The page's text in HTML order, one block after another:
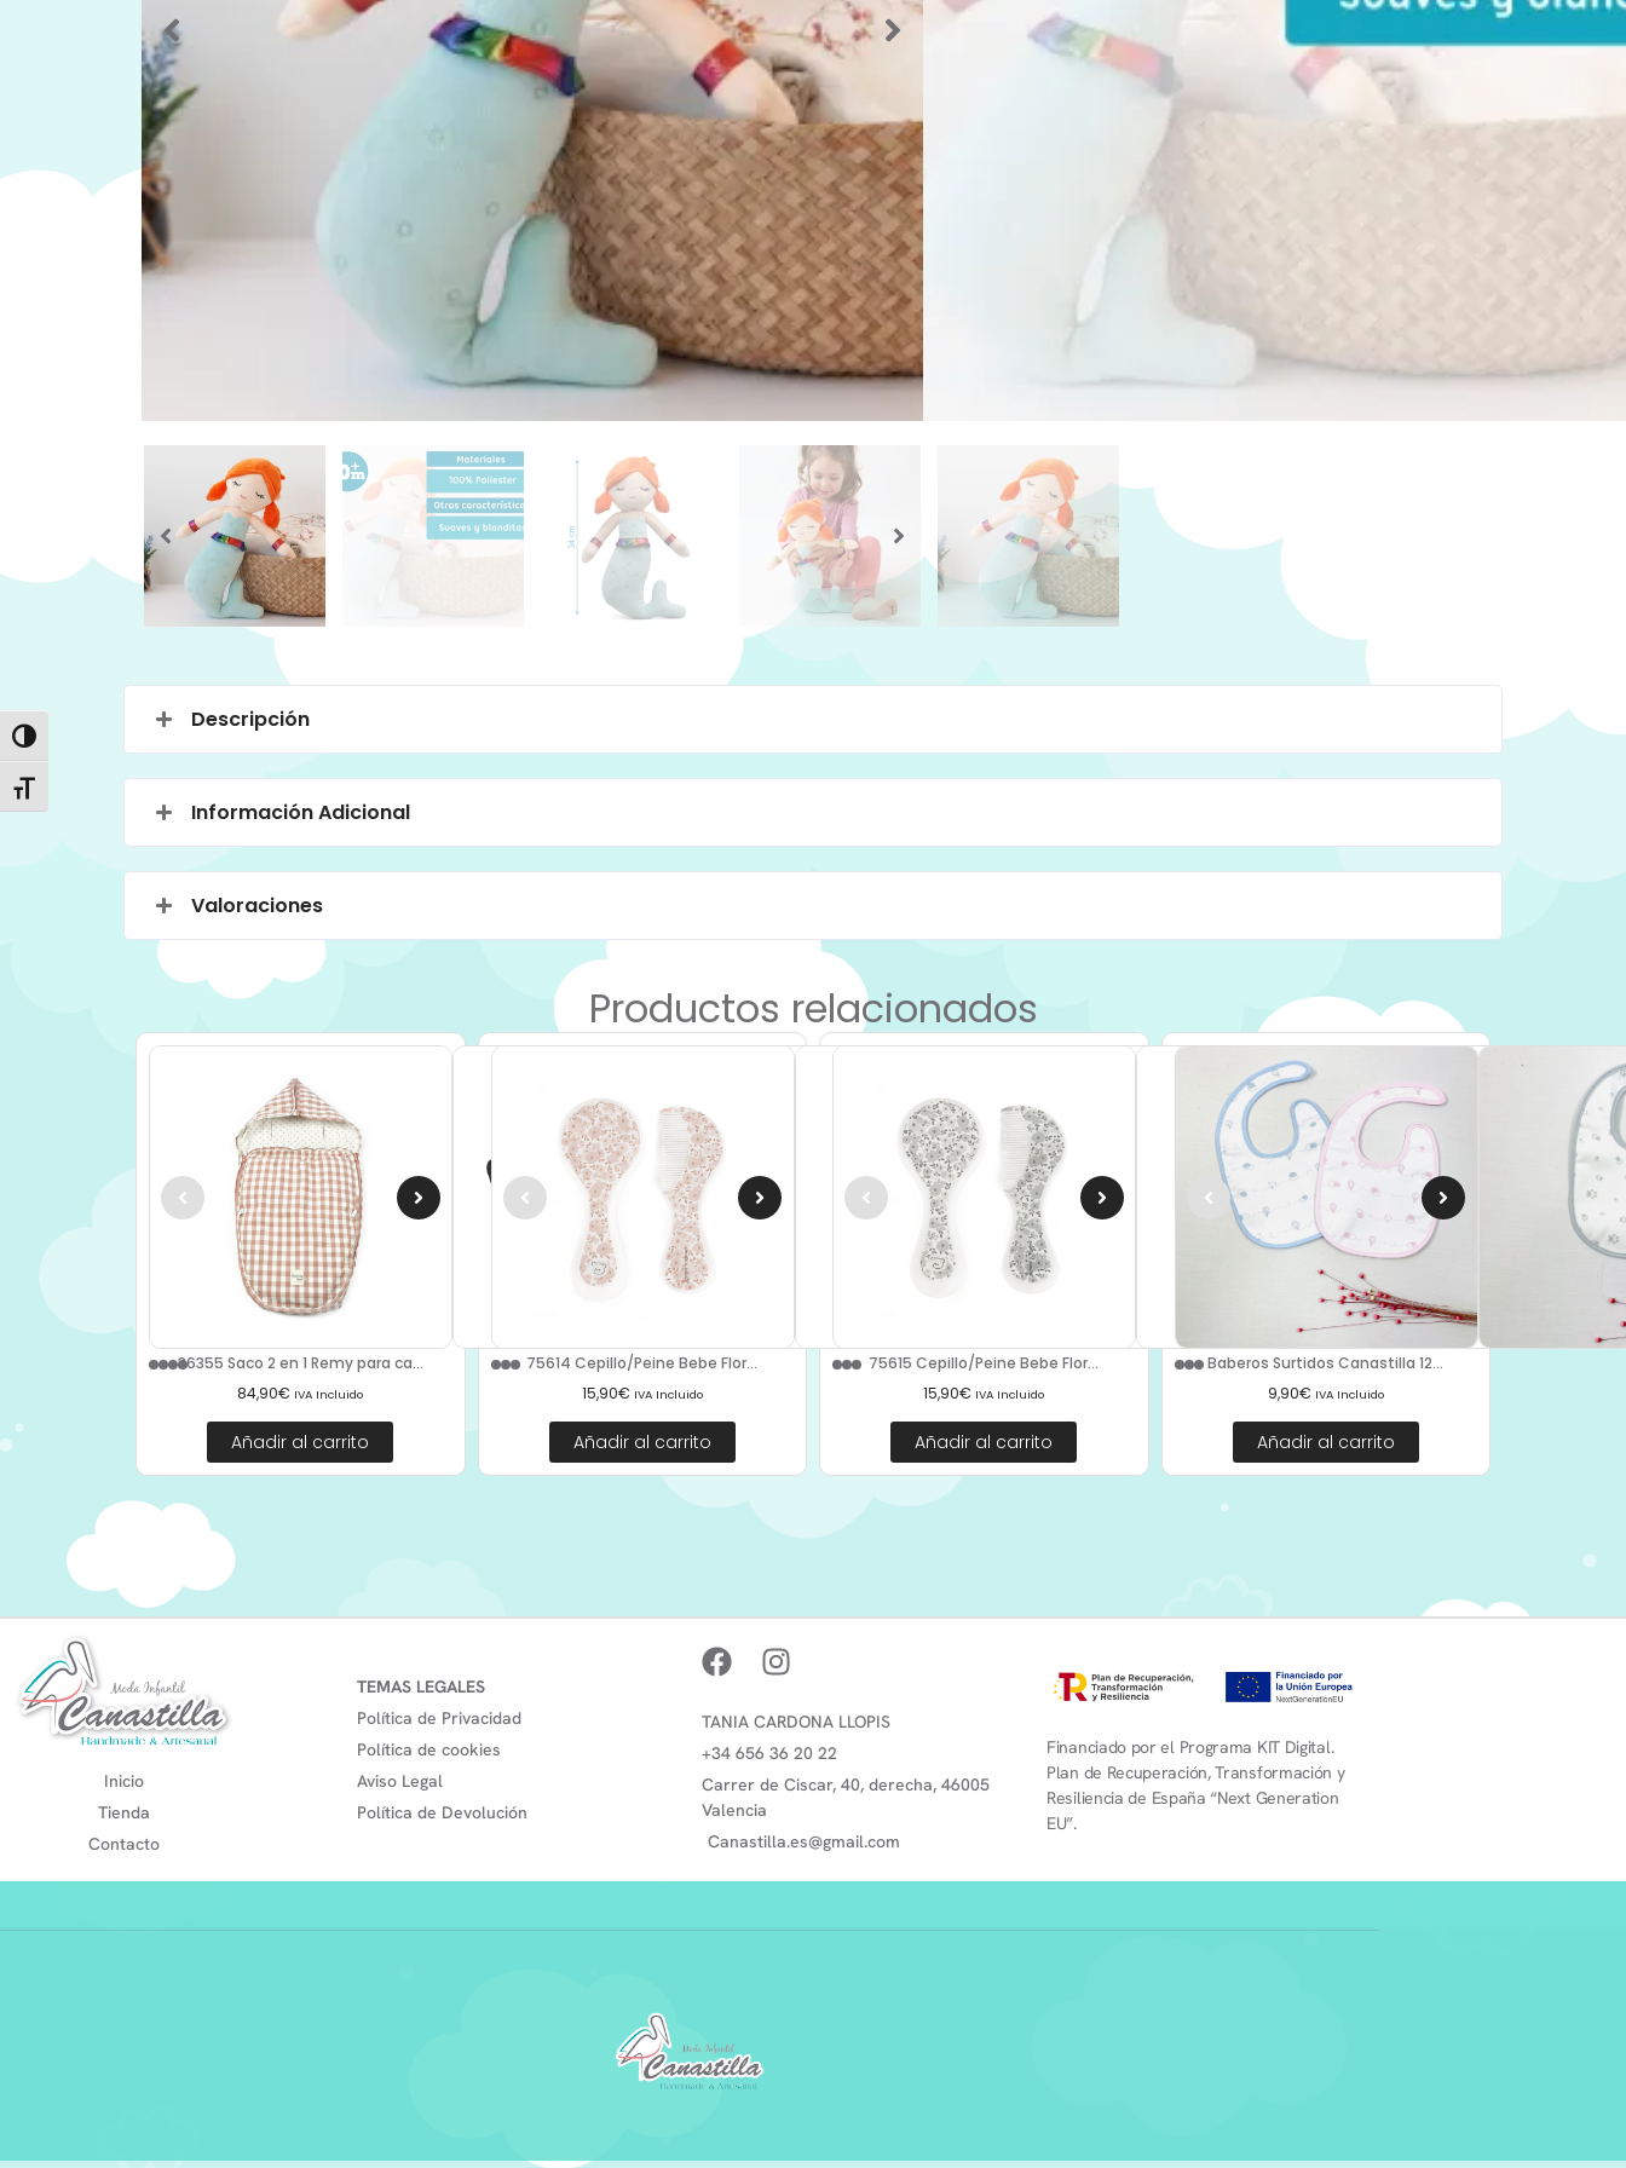
Alternar alto contraste
Alternar tamaño de letra
Etiquetas:
IVA Incluido
Los productos personalizados se hacen bajo pedido, verifica
Volver a la tienda
Descripción
Información Adicional
Valoraciones
Productos relacionados
36355 Saco 2 en 1 Remy para ca...
84,90€ IVA Incluido
Añadir al carrito
75614 Cepillo/Peine Bebe Flor...
15,90€ IVA Incluido
Añadir al carrito
75615 Cepillo/Peine Bebe Flor...
15,90€ IVA Incluido
Añadir al carrito
Baberos Surtidos Canastilla 12...
9,90€ IVA Incluido
Añadir al carrito
Inicio
Tienda
Contacto
TEMAS LEGALES
Política de Privacidad
Política de cookies
Aviso Legal
Política de Devolución
TANIA CARDONA LLOPIS
+34 656 36 20 22
Carrer de Ciscar, 40, derecha, 46005
Valencia
Canastilla.es@gmail.com
Financiado por el Programa KIT Digital.
Plan de Recuperación, Transformación y
Resiliencia de España “Next Generation
EU”.